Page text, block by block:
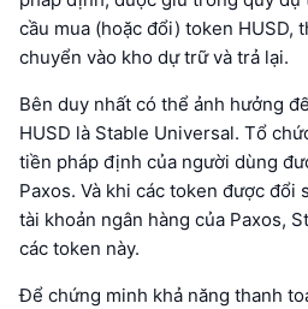
cầu mua (hoặc đổi) token HUSD,
chuyển vào kho dự trữ và trả lại.
Bên duy nhất có thể ảnh hưởng
HUSD là Stable Universal. Tổ
tiền pháp định của người dùng
Paxos. Và khi các token được
tài khoản ngân hàng của Paxos,
các token này.
Để chứng minh khả năng thanh